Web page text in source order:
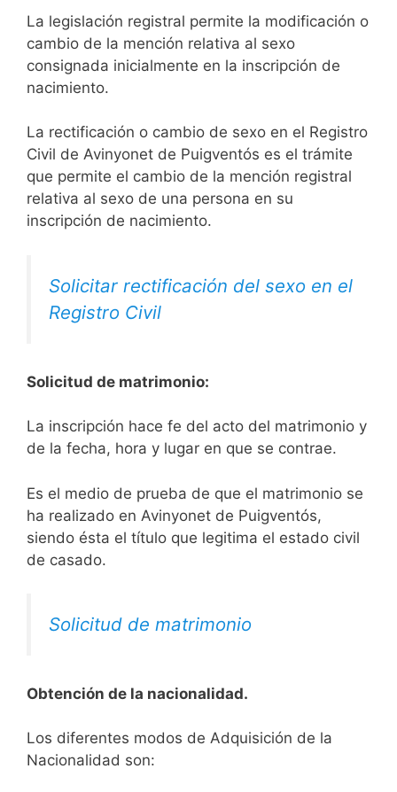
La legislación registral permite la modificación o
cambio de la mención relativa al sexo
consignada inicialmente en la inscripción de
nacimiento.
La rectificación o cambio de sexo en el Registro
Civil de Avinyonet de Puigventós es el trámite
que permite el cambio de la mención registral
relativa al sexo de una persona en su
inscripción de nacimiento.
Solicitar rectificación del sexo en el
Registro Civil
Solicitud de matrimonio:
La inscripción hace fe del acto del matrimonio y
de la fecha, hora y lugar en que se contrae.
Es el medio de prueba de que el matrimonio se
ha realizado en Avinyonet de Puigventós,
siendo ésta el título que legitima el estado civil
de casado.
Solicitud de matrimonio
Obtención de la nacionalidad.
​​​Los diferentes modos de Adquisición de la
Nacionalidad son: